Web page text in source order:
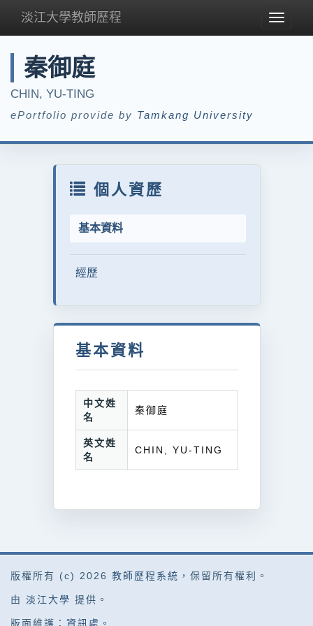
Toggle
淡江大學教師歷程
秦御庭
CHIN, YU-TING
ePortfolio provide by Tamkang University
個人資歷
基本資料
經歷
基本資料
中文姓
名
秦御庭
英文姓
名
CHIN, YU-TING
版權所有 (c) 2026 教師歷程系統 ，保留所有權利。
由 淡江大學 提供。
版面維護： 資訊處 。